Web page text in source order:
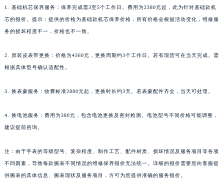
1. 基础机芯保养服务：保养完成需3至5个工作日。费用为2380元起，此为针对基础款机
芯的报价。提示：提供的价格为基础款机芯保养价格，所有价格会根据活动变化，维修服
务的损坏程度不一，价格也不一致。
2. 原装皮表带更换：价格为4360元，更换周期约3个工作日。若有现货可在当天完成。需
根据具体型号确认适配性。
3. 换表蒙服务：收费标准2880元起，更换时长约3天。若表蒙配件齐全，当天可处理。
4. 换电池服务：费用为380元，包含电池更换及密封检测。电池型号不同价格可能调整，
建议提前咨询。
注：由于手表的等级型号、复杂程度、制作工艺、配件材质、损坏情况及服务项目等各项
不同因素，导致每款腕表不同情况的维修保养报价无法统一。详细的报价需要您向客服提
供腕表的具体信息、腕表现状及服务项目，方可为您提供准确的服务报价。